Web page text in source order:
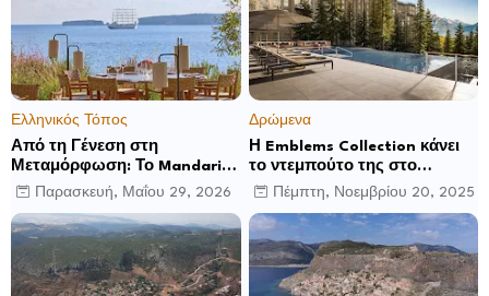
Ελληνικός Τόπος
Από τη Γένεση στη
Μεταμόρφωση: Το Mandarin
Oriental, Costa Navarino
αποκαλύπτει μια νέα σεζόν
βιωματικών εμπειριών
Παρασκευή, Μαΐου 29, 2026
Δρώμενα
Η Emblems Collection κάνει
το ντεμπούτο της στο
Ηνωμένο Βασίλειο με το
Luckham Park Hotel & Spa
και ανακοινώνει άλλα έξι
ανοίγματα για το 2026 και
μετά
Πέμπτη, Νοεμβρίου 20, 2025